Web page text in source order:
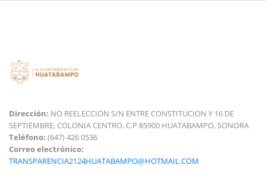
Dirección: NO REELECCION S/N ENTRE CONSTITUCION Y 16 DE
SEPTIEMBRE, COLONIA CENTRO, C.P 85900 HUATABAMPO, SONORA
Teléfono: (647) 426 0536
Correo electrónico:
TRANSPARENCIA2124HUATABAMPO@HOTMAIL.COM